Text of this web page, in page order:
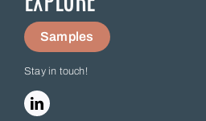
Samples
Stay in touch!